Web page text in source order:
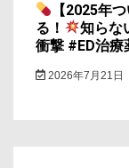
【2025年
る！
知らな
衝撃 #ED治
2026年7月21日